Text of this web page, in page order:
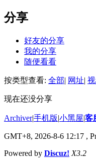
分享
好友的分享
我的分享
随便看看
按类型查看: 全部| 网址|
现在还没分享
Archiver|手机版|小黑屋|客
GMT+8, 2026-8-6 12:17 ,
Powered by Discuz! X3.2